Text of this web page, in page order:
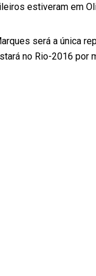
estiveram em
será a única
no Rio-2016 por